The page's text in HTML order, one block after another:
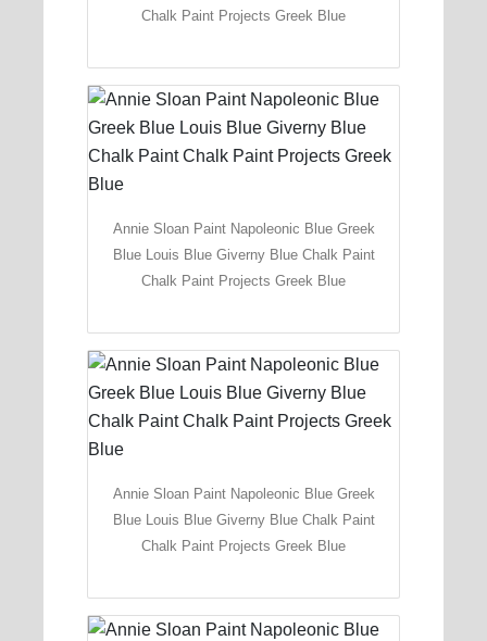
Chalk Paint Projects Greek Blue
Annie Sloan Paint Napoleonic Blue Greek
Blue Louis Blue Giverny Blue Chalk Paint
Chalk Paint Projects Greek Blue
Annie Sloan Paint Napoleonic Blue Greek
Blue Louis Blue Giverny Blue Chalk Paint
Chalk Paint Projects Greek Blue